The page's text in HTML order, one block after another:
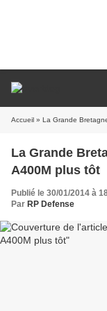
Accueil » La Grande
La Grande
A400M plus tôt
Publié le 30/01/2014 à
Par RP Defense